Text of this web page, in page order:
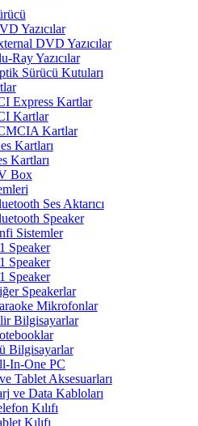
Yazıcılar
DVD Yazıcılar
Ray Yazıcılar
Sürücü Kutuları
Express Kartlar
Kartlar
Kartlar
Kartları
Kartları
Box
Ses Aktarıcı
Speaker
Sistemler
Speaker
Speaker
Speaker
Speakerlar
Mikrofonlar
Bilgisayarlar
Bilgisayarlar
In-One PC
Tablet Aksesuarları
ve Data Kabloları
Kılıfı
Kılıfı